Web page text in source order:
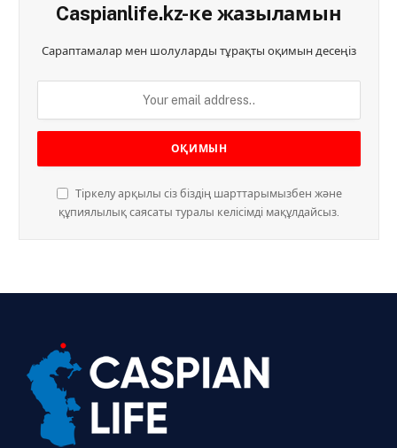
Caspianlife.kz-ке жазыламын
Сараптамалар мен шолуларды тұрақты оқимын десеңіз
Тіркелу арқылы сіз біздің шарттарымызбен және
құпиялылық саясаты туралы келісімді мақұлдайсыз.